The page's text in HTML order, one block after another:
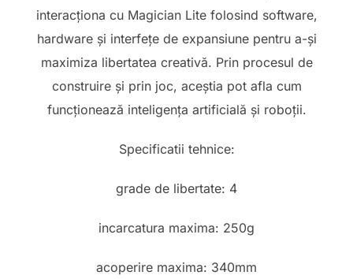
interacționa cu Magician Lite folosind software,
hardware și interfețe de expansiune pentru a-și
maximiza libertatea creativă. Prin procesul de
construire și prin joc, aceștia pot afla cum
funcționează inteligența artificială și roboții.
Specificatii tehnice:
grade de libertate: 4
incarcatura maxima: 250g
acoperire maxima: 340mm